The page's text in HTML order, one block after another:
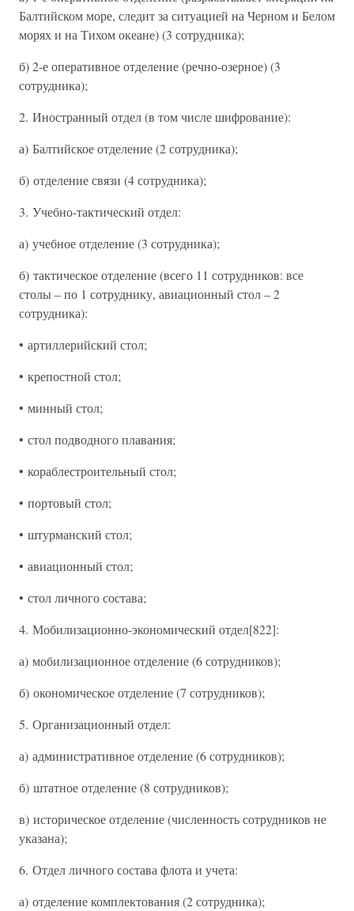
Балтийском море, следит за ситуацией на Черном и Белом
морях и на Тихом океане) (3 сотрудника);
б) 2-е оперативное отделение (речно-озерное) (3
сотрудника);
2. Иностранный отдел (в том числе шифрование):
а) Балтийское отделение (2 сотрудника);
б) отделение связи (4 сотрудника);
3. Учебно-тактический отдел:
а) учебное отделение (3 сотрудника);
б) тактическое отделение (всего 11 сотрудников: все
столы – по 1 сотруднику, авиационный стол – 2
сотрудника):
• артиллерийский стол;
• крепостной стол;
• минный стол;
• стол подводного плавания;
• кораблестроительный стол;
• портовый стол;
• штурманский стол;
• авиационный стол;
• стол личного состава;
4. Мобилизационно-экономический отдел[822]:
а) мобилизационное отделение (6 сотрудников);
б) окономическое отделение (7 сотрудников);
5. Организационный отдел:
а) административное отделение (6 сотрудников);
б) штатное отделение (8 сотрудников);
в) историческое отделение (численность сотрудников не
указана);
6. Отдел личного состава флота и учета:
а) отделение комплектования (2 сотрудника);